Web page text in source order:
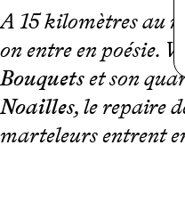
A 15 kilomètres au
on entre en poésie.
Bouquetset son
Noailles, le repaire
marteleurs entrent